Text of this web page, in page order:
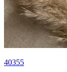
40355